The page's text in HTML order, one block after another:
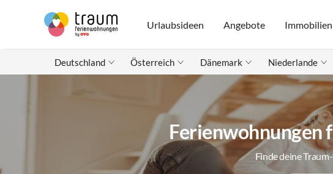
Urlaubsideen Angebote Immobilien
Deutschland Österreich Dänemark Niederlande
Ferienwohnungen
Finde deine